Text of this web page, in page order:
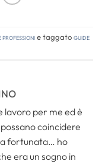
professionie taggatoguide
lavoro per me ed è
coincidere
fortunata… ho
era un sogno in